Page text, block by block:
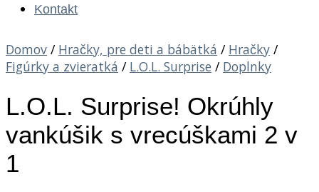
Kontakt
Domov / Hračky, pre deti a bábätká / Hračky /
Figúrky a zvieratká / L.O.L. Surprise / Doplnky
L.O.L. Surprise! Okrúhly
vankúšik s vrecúškami 2 v
1